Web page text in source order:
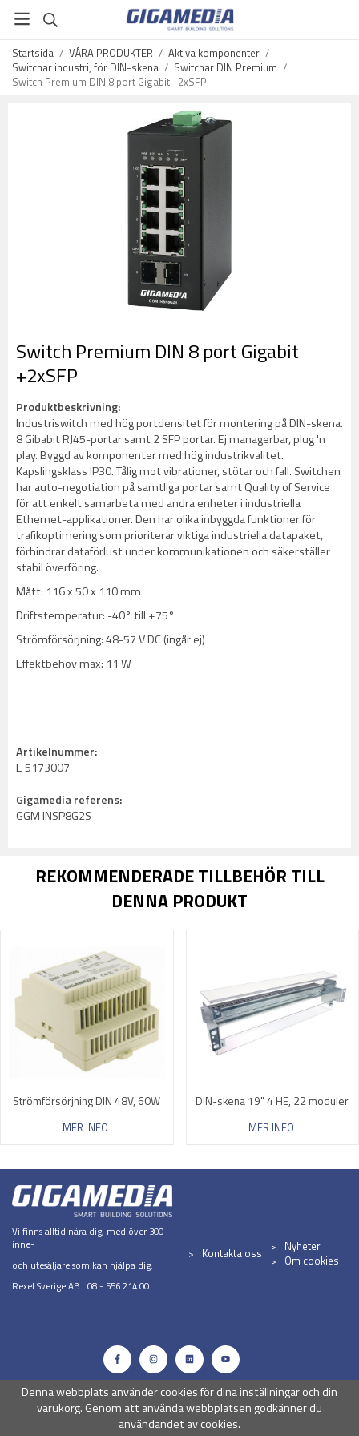
Startsida / VÅRA PRODUKTER / Aktiva komponenter /
Switchar industri, för DIN-skena / Switchar DIN Premium /
Switch Premium DIN 8 port Gigabit +2xSFP
Switch Premium DIN 8 port Gigabit
+2xSFP
Produktbeskrivning:
Industriswitch med hög portdensitet för montering på DIN-skena.
8 Gibabit RJ45-portar samt 2 SFP portar. Ej managerbar, plug 'n
play. Byggd av komponenter med hög industrikvalitet.
Kapslingsklass IP30. Tålig mot vibrationer, stötar och fall. Switchen
har auto-negotiation på samtliga portar samt Quality of Service
för att enkelt samarbeta med andra enheter i industriella
Ethernet-applikationer. Den har olika inbyggda funktioner för
trafikoptimering som prioriterar viktiga industriella datapaket,
förhindrar dataförlust under kommunikationen och säkerställer
stabil överföring.
Mått: 116 x 50 x 110 mm
Driftstemperatur: -40° till +75°
Strömförsörjning: 48-57 V DC (ingår ej)
Effektbehov max: 11 W
Artikelnummer:
E 5173007
Gigamedia referens:
GGM INSP8G2S
REKOMMENDERADE TILLBEHÖR TILL
DENNA PRODUKT
Strömförsörjning DIN 48V, 60W
MER INFO
DIN-skena 19" 4 HE, 22 moduler
MER INFO
Vi finns alltid nära dig, med över 300
inne-
och utesäljare som kan hjälpa dig.
Rexel Sverige AB 08 - 556 214 00
Kontakta oss
Nyheter
Om cookies
Denna webbplats använder cookies för dina inställningar och din
varukorg. Genom att använda webbplatsen godkänner du
användandet av cookies.